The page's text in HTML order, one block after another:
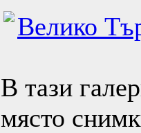
Велико
В тази
място